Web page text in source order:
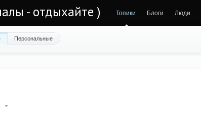
- отдыхайте ) Топики Блоги Люди
Персональные